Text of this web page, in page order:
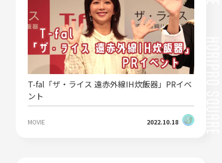
T-fal「ザ・ライス 遠赤外線IH炊飯器」PRイベ
ント
MOVIE 2022.10.18